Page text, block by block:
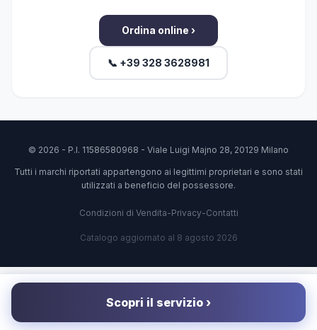
Ordina online ›
📞 +39 328 3628981
Scopri il servizio ›
© 2026 - P.I. 11586580968 - Viale Luigi Majno 28, 20129 Milano
Tutti i marchi riportati appartengono ai legittimi proprietari e sono stati
utilizzati a beneficio del possessore.
Condizioni di Vendita-Privacy-Contatti
Catalogo aggiornato al 8 agosto 2026